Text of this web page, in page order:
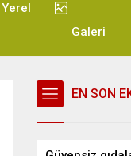
Yerel
Galeri
EN SON